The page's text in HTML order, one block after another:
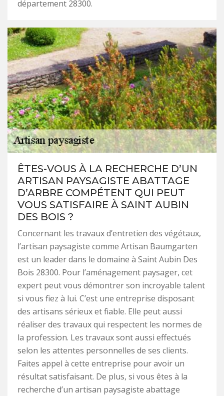
département 28300.
ÊTES-VOUS À LA RECHERCHE D’UN
ARTISAN PAYSAGISTE ABATTAGE
D’ARBRE COMPÉTENT QUI PEUT
VOUS SATISFAIRE À SAINT AUBIN
DES BOIS ?
Concernant les travaux d’entretien des végétaux,
l’artisan paysagiste comme Artisan Baumgarten
est un leader dans le domaine à Saint Aubin Des
Bois 28300. Pour l’aménagement paysager, cet
expert peut vous démontrer son incroyable talent
si vous fiez à lui. C’est une entreprise disposant
des artisans sérieux et fiable. Elle peut aussi
réaliser des travaux qui respectent les normes de
la profession. Les travaux sont aussi effectués
selon les attentes personnelles de ses clients.
Faites appel à cette entreprise pour avoir un
résultat satisfaisant. De plus, si vous êtes à la
recherche d’un artisan paysagiste abattage